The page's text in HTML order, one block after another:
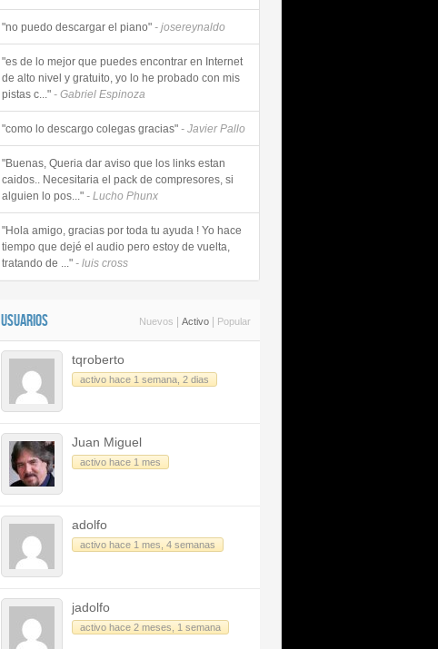
"no puedo descargar el piano" - josereynaldo
"es de lo mejor que puedes encontrar en Internet
de alto nivel y gratuito, yo lo he probado con mis
pistas c..." - Gabriel Espinoza
"como lo descargo colegas gracias" - Javier Pallo
"Buenas, Queria dar aviso que los links estan
caidos.. Necesitaria el pack de compresores, si
alguien lo pos..." - Lucho Phunx
"Hola amigo, gracias por toda tu ayuda ! Yo hace
tiempo que dejé el audio pero estoy de vuelta,
tratando de ..." - luis cross
USUARIOS Nuevos Activo Popular
tqroberto
activo hace 1 semana, 2 dias
Juan Miguel
activo hace 1 mes
adolfo
activo hace 1 mes, 4 semanas
jadolfo
activo hace 2 meses, 1 semana